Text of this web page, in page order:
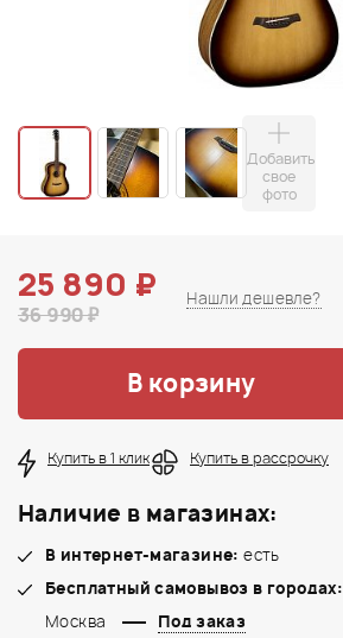
Добавить
свое
фото
25 890 ₽
36 990 ₽
Нашли дешевле?
В корзину
Купить в 1 клик Купить в рассрочку
Наличие в магазинах:
В интернет-магазине: есть
Бесплатный самовывоз в городах:
Москва
Под заказ